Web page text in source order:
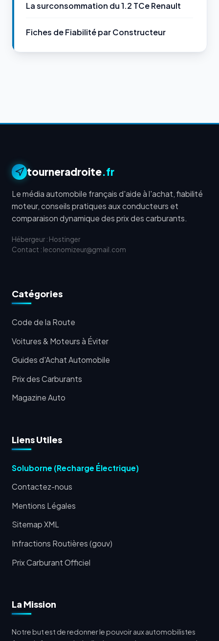
La surconsommation du 1.2 TCe Renault
Fiches de Fiabilité par Constructeur
tourneradroite.fr
Le média automobile français d'aide à l'achat, fiabilité
moteur, conseils pratiques aux conducteurs et
comparaison dynamique des prix des carburants.
Hébergeur : Hostinger
Contact : leconomizeur@gmail.com
Catégories
Code de la Route
Voitures & Moteurs à Éviter
Guides d'Achat Automobile
Prix des Carburants
Magazine Auto
Liens Utiles
Soluborne (Recharge Électrique)
Contactez-nous
Mentions Légales
Sitemap XML
Infractions Routières (gouv)
Prix Carburant Officiel
La Mission
Notre but est de redonner le pouvoir aux automobilistes